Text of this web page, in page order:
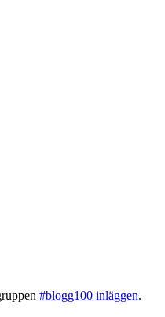
#blogg100 inläggen.